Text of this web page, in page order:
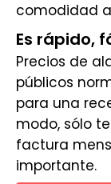
comodidad
Es rápido,
Precios de
públicos
para una
modo, sólo
factura
importante.